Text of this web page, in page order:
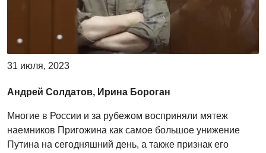
31 июля, 2023
Андрей Солдатов, Ирина Бороган
Многие в России и за рубежом восприняли мятеж
наемников Пригожина как самое большое унижение
Путина на сегодняшний день, а также признак его